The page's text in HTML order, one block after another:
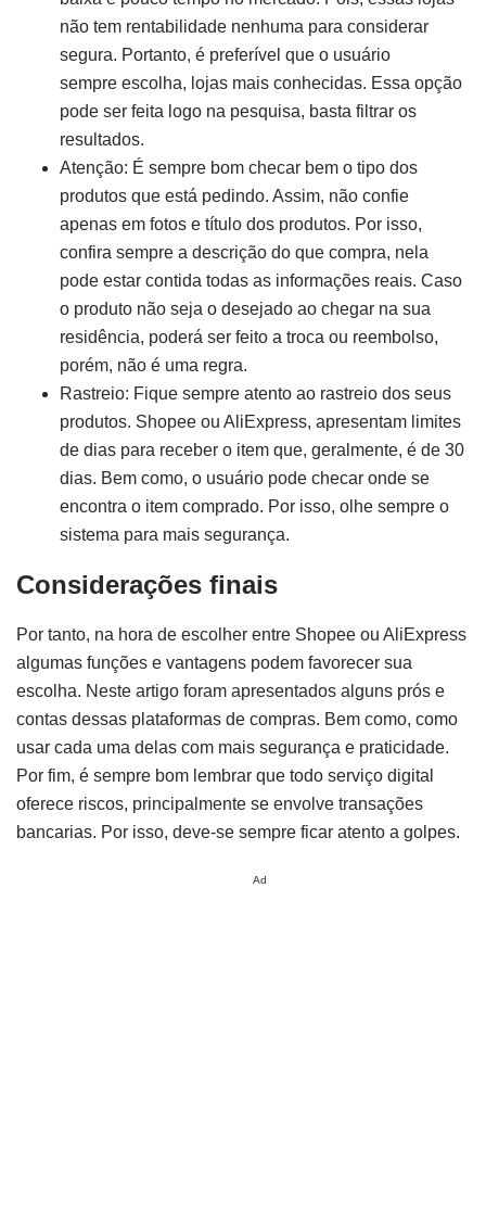
não tem rentabilidade nenhuma para considerar
segura. Portanto, é preferível que o usuário
sempre escolha, lojas mais conhecidas. Essa opção
pode ser feita logo na pesquisa, basta filtrar os
resultados.
Atenção: É sempre bom checar bem o tipo dos
produtos que está pedindo. Assim, não confie
apenas em fotos e título dos produtos. Por isso,
confira sempre a descrição do que compra, nela
pode estar contida todas as informações reais. Caso
o produto não seja o desejado ao chegar na sua
residência, poderá ser feito a troca ou reembolso,
porém, não é uma regra.
Rastreio: Fique sempre atento ao rastreio dos seus
produtos. Shopee ou AliExpress, apresentam limites
de dias para receber o item que, geralmente, é de 30
dias. Bem como, o usuário pode checar onde se
encontra o item comprado. Por isso, olhe sempre o
sistema para mais segurança.
Considerações finais
Por tanto, na hora de escolher entre Shopee ou AliExpress
algumas funções e vantagens podem favorecer sua
escolha. Neste artigo foram apresentados alguns prós e
contas dessas plataformas de compras. Bem como, como
usar cada uma delas com mais segurança e praticidade.
Por fim, é sempre bom lembrar que todo serviço digital
oferece riscos, principalmente se envolve transações
bancarias. Por isso, deve-se sempre ficar atento a golpes.
Ad